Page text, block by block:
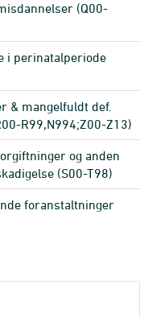
(Q00-
i perinatalperiode
& mangelfuldt def.
R99,N994;Z00-Z13)
og anden
(S00-T98)
foranstaltninger